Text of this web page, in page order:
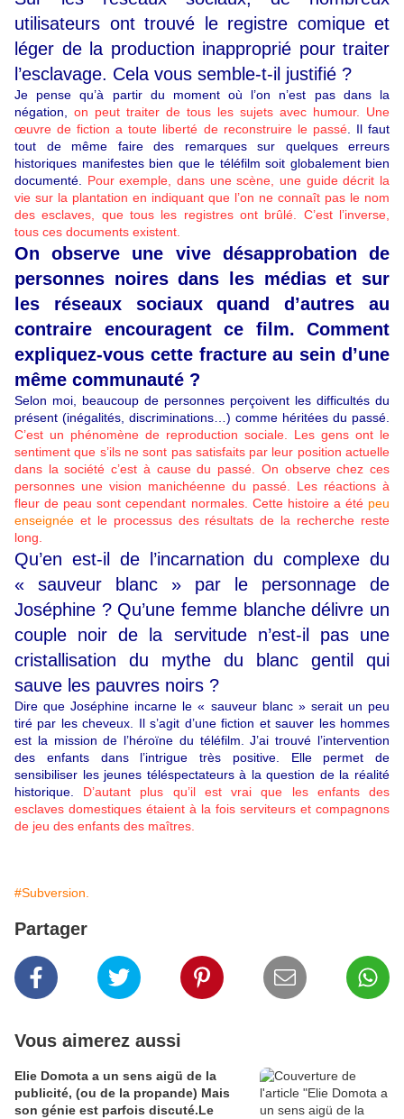
utilisateurs ont trouvé le registre comique et
léger de la production inapproprié pour traiter
l’esclavage. Cela vous semble-t-il justifié ?
Je pense qu’à partir du moment où l’on n’est pas dans la
négation,
on peut traiter de tous les sujets avec humour. Une
œuvre de fiction a toute liberté de reconstruire le passé. Il faut
tout de même faire des remarques sur quelques erreurs
historiques manifestes bien que le téléfilm soit globalement bien
documenté. Pour exemple, dans une scène, une guide décrit la
vie sur la plantation en indiquant que l’on ne connaît pas le nom
des esclaves, que tous les registres ont brûlé. C’est l’inverse,
tous ces documents existent.
On observe une vive désapprobation de
personnes noires dans les médias et sur
les réseaux sociaux quand d’autres au
contraire encouragent ce film. Comment
expliquez-vous cette fracture au sein d’une
même communauté ?
Selon moi, beaucoup de personnes perçoivent les difficultés du
présent (inégalités, discriminations…) comme héritées du passé.
C’est un phénomène de reproduction sociale. Les gens ont le
sentiment que s’ils ne sont pas satisfaits par leur position actuelle
dans la société c’est à cause du passé. On observe chez ces
personnes une vision manichéenne du passé. Les réactions à
fleur de peau sont cependant normales. Cette histoire a été peu
enseignée et le processus des résultats de la recherche reste
long.
Qu’en est-il de l’incarnation du complexe du
« sauveur blanc » par le personnage de
Joséphine ? Qu’une femme blanche délivre un
couple noir de la servitude n’est-il pas une
cristallisation du mythe du blanc gentil qui
sauve les pauvres noirs ?
Dire que Joséphine incarne le « sauveur blanc » serait un peu
tiré par les cheveux. Il s’agit d’une fiction et sauver les hommes
est la mission de l’héroïne du téléfilm. J’ai trouvé l’intervention
des enfants dans l’intrigue très positive. Elle permet de
sensibiliser les jeunes téléspectateurs à la question de la réalité
historique. D’autant plus qu’il est vrai que les enfants des
esclaves domestiques étaient à la fois serviteurs et compagnons
de jeu des enfants des maîtres.
#Subversion.
Partager
Vous aimerez aussi
Elie Domota a un sens aigü de la
publicité, (ou de la propande) Mais
son génie est parfois discuté.Le